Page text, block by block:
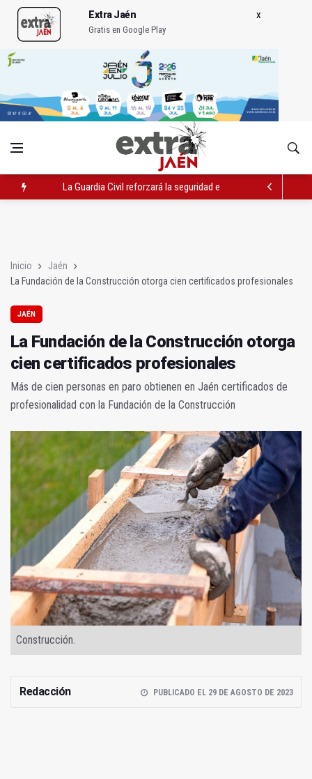
Extra Jaén
Gratis en Google Play
La Guardia Civil reforzará la seguridad el 12 de agosto por el
Inicio
Jaén
La Fundación de la Construcción otorga cien certificados profesionales
JAÉN
La Fundación de la Construcción otorga
cien certificados profesionales
Más de cien personas en paro obtienen en Jaén certificados de
profesionalidad con la Fundación de la Construcción
Construcción.
Redacción PUBLICADO EL 29 DE AGOSTO DE 2023